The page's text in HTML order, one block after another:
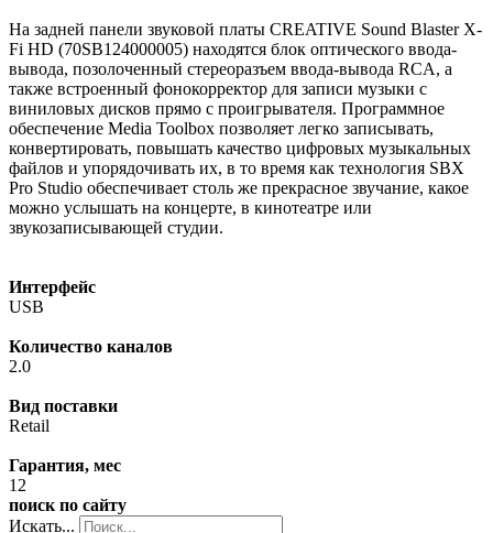
На задней панели звуковой платы CREATIVE Sound Blaster X-
Fi HD (70SB124000005) находятся блок оптического ввода-
вывода, позолоченный стереоразъем ввода-вывода RCA, а
также встроенный фонокорректор для записи музыки с
виниловых дисков прямо с проигрывателя. Программное
обеспечение Media Toolbox позволяет легко записывать,
конвертировать, повышать качество цифровых музыкальных
файлов и упорядочивать их, в то время как технология SBX
Pro Studio обеспечивает столь же прекрасное звучание, какое
можно услышать на концерте, в кинотеатре или
звукозаписывающей студии.
Интерфейс
USB
Количество каналов
2.0
Вид поставки
Retail
Гарантия, мес
12
поиск по сайту
Искать...